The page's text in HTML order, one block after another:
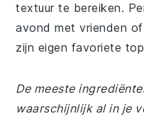
textuur te bereiken.
avond met vrienden
zijn eigen favoriete
De meeste
waarschijnlijk al in je